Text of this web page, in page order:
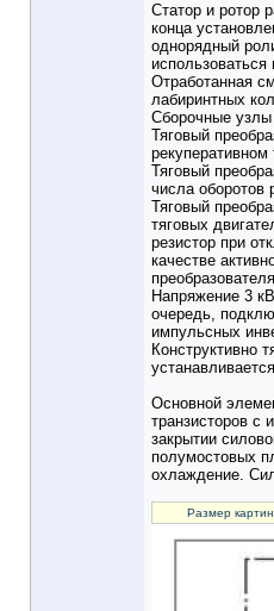
Статор и ротор
конца
однорядный
Отработанная
лабиринтных
Сборочные узлы
Тяговый
Тяговый
числа оборотов
Тяговый
тяговых
резистор при
качестве
Напряжение 3
очередь,
импульсных
Конструктивно
Основной
транзисторов с
закрытии
полумостовых
охлаждение.
Размер